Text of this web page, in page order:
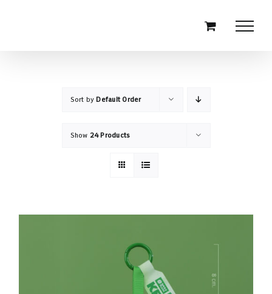
Sort byDefault Order
Show 24 Products